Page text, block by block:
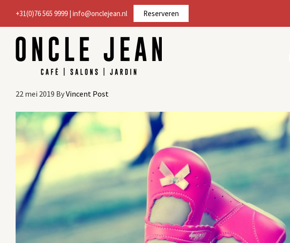
Door
hoofd
Spring
voettekst
+31(0)76 565 9999 | info@onclejean.nl Reserveren
22 mei 2019 ByVincent Post